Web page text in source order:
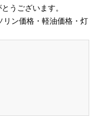
うございます。
リン価格・軽油価格・灯